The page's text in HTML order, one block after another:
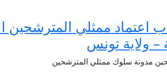
اعتماد ممثلي المترشحين
– ولاية تونس
مدونة سلوك ممثلي المترشحين